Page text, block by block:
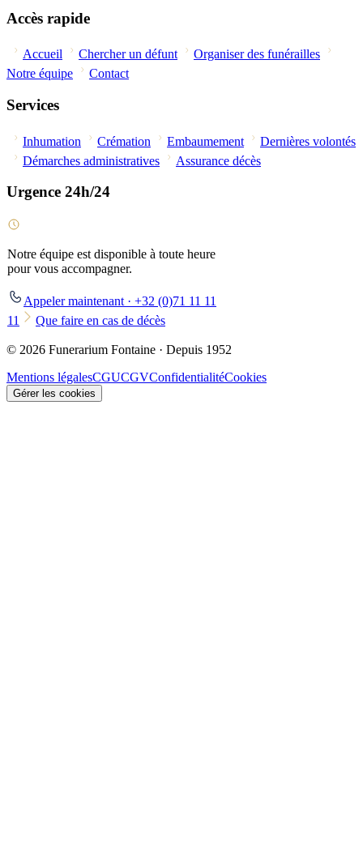
Accès rapide
Accueil Chercher un défunt
Organiser des funérailles
Notre équipe
Contact
Services
Inhumation Crémation Embaumement
Dernières volontés
Démarches administratives
Assurance décès
Urgence 24h/24
Notre équipe est disponible à toute heure
pour vous accompagner.
Appeler maintenant · +32 (0)71 11 11
11
Que faire en cas de décès
© 2026 Funerarium Fontaine · Depuis 1952
Mentions légalesCGUCGVConfidentialitéCookies
Gérer les cookies